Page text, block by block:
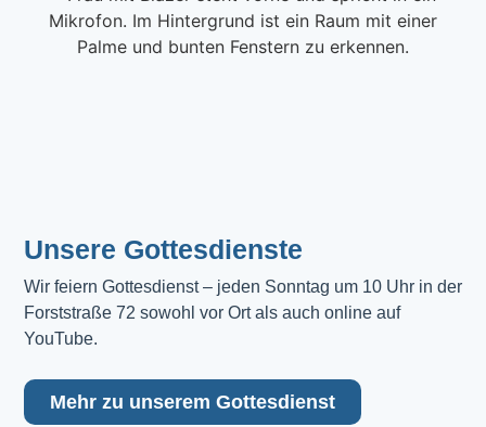
Unsere Gottesdienste
Wir feiern Gottesdienst – jeden Sonntag um 10 Uhr in der
Forststraße 72 sowohl vor Ort als auch online auf
YouTube.
Mehr zu unserem Gottesdienst